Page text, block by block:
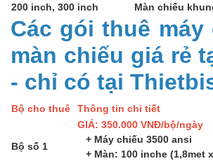
200 inch, 300 inch
Màn chiếu
Các gói thuê máy
màn chiếu giá rẻ
- chỉ có tại
Bộ cho thuê Thông tin chi tiết
Bộ số 1
GIÁ: 350.000 VNĐ/bộ/ngày
+ Máy chiếu 3500 ansi
+ Màn: 100 inche (1,8met